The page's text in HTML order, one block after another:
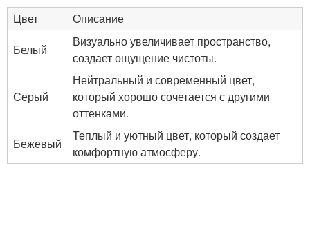
Цвет
Описание
Белый
Визуально увеличивает пространство,
создает ощущение чистоты.
Серый
Нейтральный и современный цвет,
который хорошо сочетается с другими
оттенками.
Бежевый
Теплый и уютный цвет, который создает
комфортную атмосферу.